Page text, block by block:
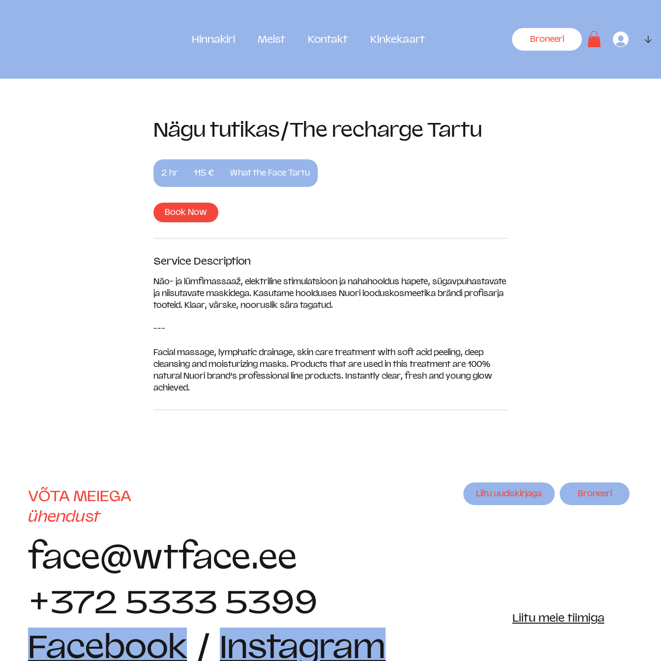
Hinnakiri Meist Kontakt Kinkekaart Broneeri ↓
Nägu tutikas/The recharge Tartu
2 hr
h
115 € What the Face Tartu
Book Now
Service Description
Näo- ja lümfimassaaž, elektriline stimulatsioon ja nahahooldus hapete, sügavpuhastavate
ja niisutavate maskidega. Kasutame hoolduses Nuori looduskosmeetika brändi profisarja
tooteid. Klaar, värske, nooruslik sära tagatud.
---
Facial massage, lymphatic drainage, skin care treatment with soft acid peeling, deep
cleansing and moisturizing masks. Products that are used in this treatment are 100%
natural Nuori brand’s professional line products. Instantly clear, fresh and young glow
achieved.
Liitu meie tiimiga
Liitu uudiskirjaga Broneeri
VÕTA MEIEGA
ühendust
face@wtface.ee
+372 5333 5399
Facebook/ Instagram